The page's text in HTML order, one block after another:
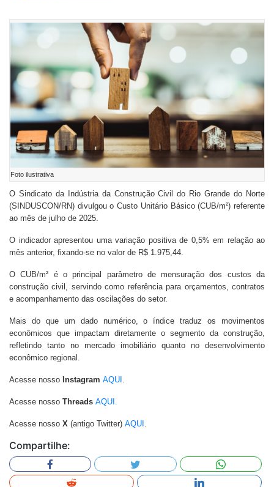
Foto ilustrativa
O Sindicato da Indústria da Construção Civil do Rio Grande do Norte
(SINDUSCON/RN) divulgou o Custo Unitário Básico (CUB/m²) referente
ao mês de julho de 2025.
O indicador apresentou uma variação positiva de 0,5% em relação ao
mês anterior, fixando-se no valor de R$ 1.975,44.
O CUB/m² é o principal parâmetro de mensuração dos custos da
construção civil, servindo como referência para orçamentos, contratos
e acompanhamento das oscilações do setor.
Mais do que um dado numérico, o índice traduz os movimentos
econômicos que impactam diretamente o segmento da construção,
refletindo tanto no mercado imobiliário quanto no desenvolvimento
econômico regional.
Acesse nosso Instagram AQUI .
Acesse nosso Threads AQUI.
Acesse nosso X (antigo Twitter) AQUI .
Compartilhe: